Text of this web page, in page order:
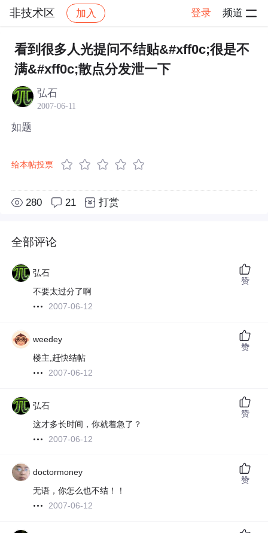
非技术区 加入 登录 频道
社区 非技术区 帖子详情
看到很多人光提问不结贴&#xff0c;很是不
满&#xff0c;散点分发泄一下
弘石
2007-06-11
如题
给本帖投票
280 21 打赏
全部评论
弘石
不要太过分了啊
2007-06-12
赞
weedey
楼主,赶快结帖
2007-06-12
赞
弘石
这才多长时间，你就着急了？
2007-06-12
赞
doctormoney
无语，你怎么也不结！！
2007-06-12
赞